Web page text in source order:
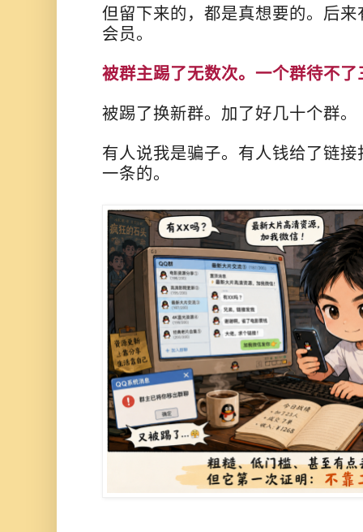
但留下来的，都是真想要的。后
会员。
被群主踢了无数次。一个群待不了
被踢了换新群。加了好几十个群。
有人说我是骗子。有人钱给了链
一条的。